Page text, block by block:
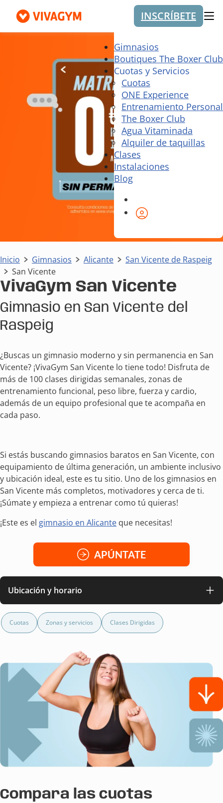
INSCRÍBETE
Gimnasios
Boutiques The Boxer Club
Cuotas y Servicios
Cuotas
ONE Experience
Entrenamiento Personal
The Boxer Club
Agua Vitaminada
Alquiler de taquillas
Clases
Instalaciones
Blog
Inicio Gimnasios Alicante
San Vicente de Raspeig
San Vicente
VivaGym San Vicente
Gimnasio en San Vicente del
Raspeig
¿Buscas un gimnasio moderno y sin permanencia en San
Vicente? ¡VivaGym San Vicente lo tiene todo! Disfruta de
más de 100 clases dirigidas semanales, zonas de
entrenamiento funcional, peso libre, fuerza y cardio,
además de un equipo profesional que te acompaña en
cada paso.
Si estás buscando gimnasios baratos en San Vicente, con
equipamiento de última generación, un ambiente inclusivo
y ubicación ideal, este es tu sitio. Uno de los gimnasios en
San Vicente más completos, motivadores y cerca de ti.
¡Súmate y empieza a entrenar como tú quieras!
¡Este es el gimnasio en Alicante que necesitas!
APÚNTATE
Ubicación y horario
Cuotas Zonas y servicios Clases Dirigidas
Compara las cuotas